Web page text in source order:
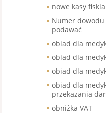
nowe kasy
Numer dowodu
podawać
obiad dla
obiad dla
obiad dla
obiad dla
przekazania
obniżka VAT